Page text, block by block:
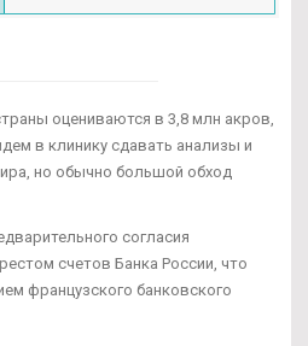
оцениваются в 3,8 млн акров,
в клинику сдавать анализы и
но обычно большой обход
согласия
счетов Банка России, что
французского банковского